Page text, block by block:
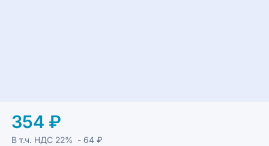
354 ₽
В т.ч. НДС 22% - 64 ₽